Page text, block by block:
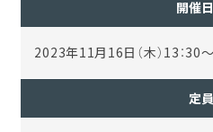
開催
2023年11月16日（木）13：30
定員